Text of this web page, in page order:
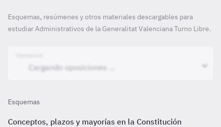
Esquemas, resúmenes y otros materiales descargables para
estudiar Administrativos de la Generalitat Valenciana Turno Libre.
Esquemas
Conceptos, plazos y mayorías en la Constitución